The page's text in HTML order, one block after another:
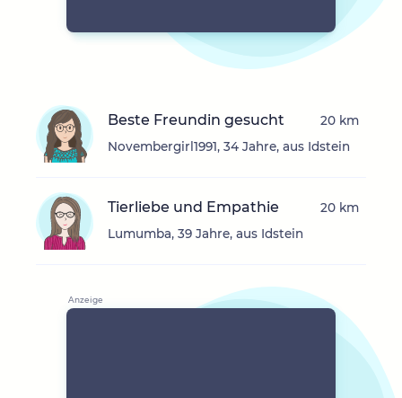
Beste Freundin gesucht
Novembergirl1991, 34 Jahre, aus Idstein
20 km
Tierliebe und Empathie
Lumumba, 39 Jahre, aus Idstein
20 km